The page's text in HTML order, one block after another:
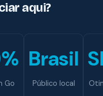
aqui?
Go
Brasil
Público local